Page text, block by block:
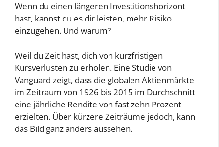
Wenn du einen längeren Investitionshorizont
hast, kannst du es dir leisten, mehr Risiko
einzugehen. Und warum?
Weil du Zeit hast, dich von kurzfristigen
Kursverlusten zu erholen. Eine Studie von
Vanguard zeigt, dass die globalen Aktienmärkte
im Zeitraum von 1926 bis 2015 im Durchschnitt
eine jährliche Rendite von fast zehn Prozent
erzielten. Über kürzere Zeiträume jedoch, kann
das Bild ganz anders aussehen.